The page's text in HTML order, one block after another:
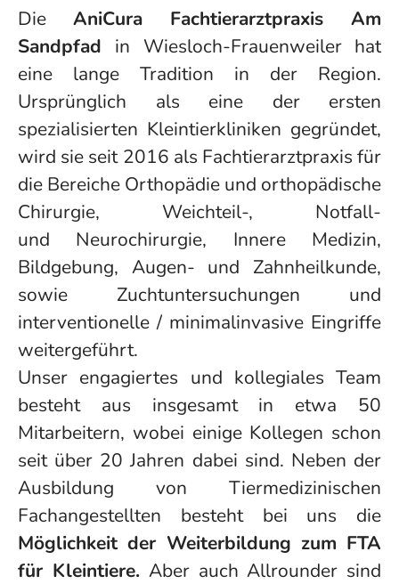
Die AniCura Fachtierarztpraxis Am
Sandpfad in Wiesloch-Frauenweiler hat
eine lange Tradition in der Region.
Ursprünglich als eine der ersten
spezialisierten Kleintierkliniken gegründet,
wird sie seit 2016 als Fachtierarztpraxis für
die Bereiche Orthopädie und orthopädische
Chirurgie, Weichteil-, Notfall-
und Neurochirurgie, Innere Medizin,
Bildgebung, Augen- und Zahnheilkunde,
sowie Zuchtuntersuchungen und
interventionelle / minimalinvasive Eingriffe
weitergeführt.
Unser engagiertes und kollegiales Team
besteht aus insgesamt in etwa 50
Mitarbeitern, wobei einige Kollegen schon
seit über 20 Jahren dabei sind. Neben der
Ausbildung von Tiermedizinischen
Fachangestellten besteht bei uns die
Möglichkeit der Weiterbildung zum FTA
für Kleintiere.Aber auch Allrounder sind